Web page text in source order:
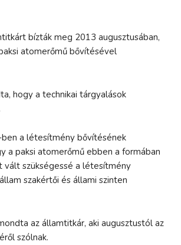
bízták meg 2013 augusztusában,
atomerőmű bővítésével
hogy a technikai tárgyalások
a létesítmény bővítésének
a paksi atomerőmű ebben a formában
vált szükségessé a létesítmény
szakértői és állami szinten
az államtitkár, aki augusztustól az
szólnak.